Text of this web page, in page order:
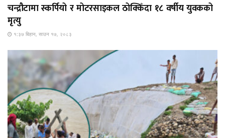
चन्द्रौटामा स्कर्पियो र मोटरसाइकल ठोक्किँदा १८ वर्षीय युवकको
मृत्यु
१:३७ बिहान, साउन १७, २०८३